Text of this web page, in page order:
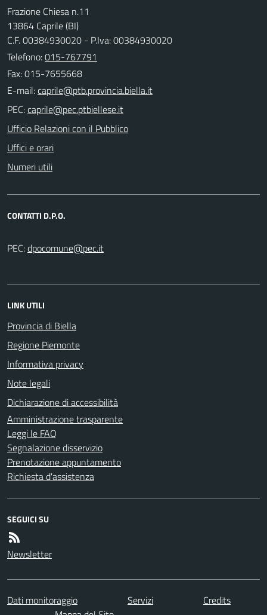
Frazione Chiesa n.11
13864 Caprile (BI)
C.F. 00384930020 - P.Iva: 00384930020
Telefono:015-767791
Fax: 015-7655668
E-mail:
PEC:
Ufficio Relazioni con il Pubblico
Uffici e orari
Numeri utili
CONTATTI D.P.O.
PEC:
LINK UTILI
Provincia di Biella
Regione Piemonte
Informativa privacy
Note legali
Dichiarazione di accessibilità
Amministrazione trasparente
Leggi le FAQ
Segnalazione disservizio
Prenotazione appuntamento
Richiesta d'assistenza
SEGUICI SU
Newsletter
Dati monitoraggio Servizi
Credits